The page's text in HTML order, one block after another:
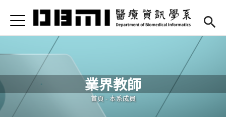
首頁
Open submenu (高中專區)
高中專區
最新消息
Open submenu (學系簡介)
學系簡介
Open submenu (本系成員)
本系成員
Jump to Navigation
Jump to Main content
業界教師
您在這裡
首頁-本系成員